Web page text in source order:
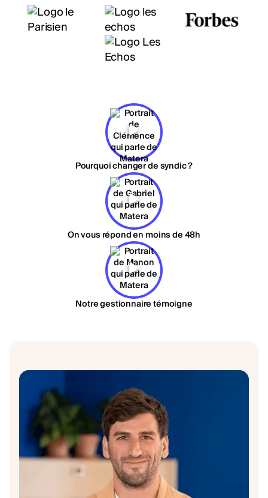
Pourquoi changer de syndic ?
On vous répond en moins de 48h
Notre gestionnaire témoigne